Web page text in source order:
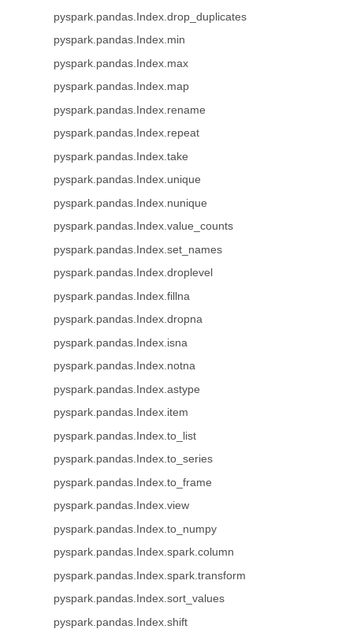
pyspark.pandas.Index.drop_duplicates
pyspark.pandas.Index.min
pyspark.pandas.Index.max
pyspark.pandas.Index.map
pyspark.pandas.Index.rename
pyspark.pandas.Index.repeat
pyspark.pandas.Index.take
pyspark.pandas.Index.unique
pyspark.pandas.Index.nunique
pyspark.pandas.Index.value_counts
pyspark.pandas.Index.set_names
pyspark.pandas.Index.droplevel
pyspark.pandas.Index.fillna
pyspark.pandas.Index.dropna
pyspark.pandas.Index.isna
pyspark.pandas.Index.notna
pyspark.pandas.Index.astype
pyspark.pandas.Index.item
pyspark.pandas.Index.to_list
pyspark.pandas.Index.to_series
pyspark.pandas.Index.to_frame
pyspark.pandas.Index.view
pyspark.pandas.Index.to_numpy
pyspark.pandas.Index.spark.column
pyspark.pandas.Index.spark.transform
pyspark.pandas.Index.sort_values
pyspark.pandas.Index.shift